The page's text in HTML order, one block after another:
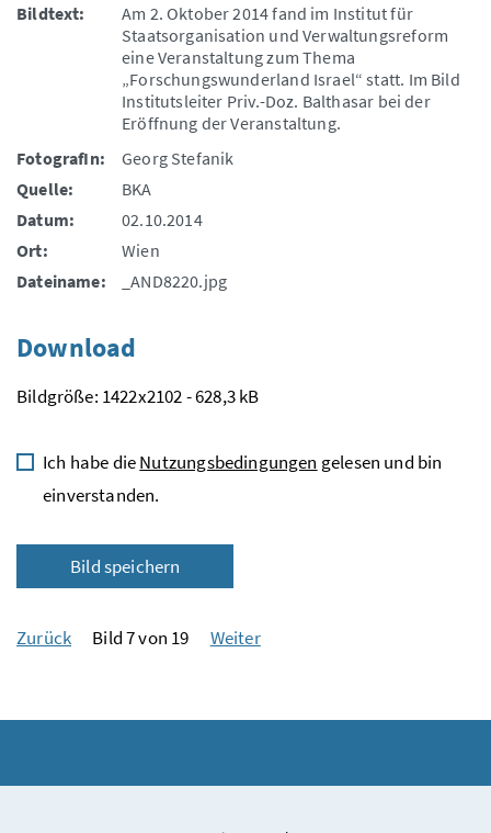
Bildtext:
Am 2. Oktober 2014 fand im Institut für
Staatsorganisation und Verwaltungsreform
eine Veranstaltung zum Thema
„Forschungswunderland Israel“ statt. Im Bild
Institutsleiter Priv.-Doz. Balthasar bei der
Eröffnung der Veranstaltung.
FotografIn:
Georg Stefanik
Quelle:
BKA
Datum:
02.10.2014
Ort:
Wien
Dateiname:
_AND8220.jpg
Download
Bildgröße: 1422x2102 - 628,3 kB
Ich habe dieNutzungsbedingungen gelesen und bin
einverstanden.
Bild speichern
Zurück Bild 7 von 19 Weiter